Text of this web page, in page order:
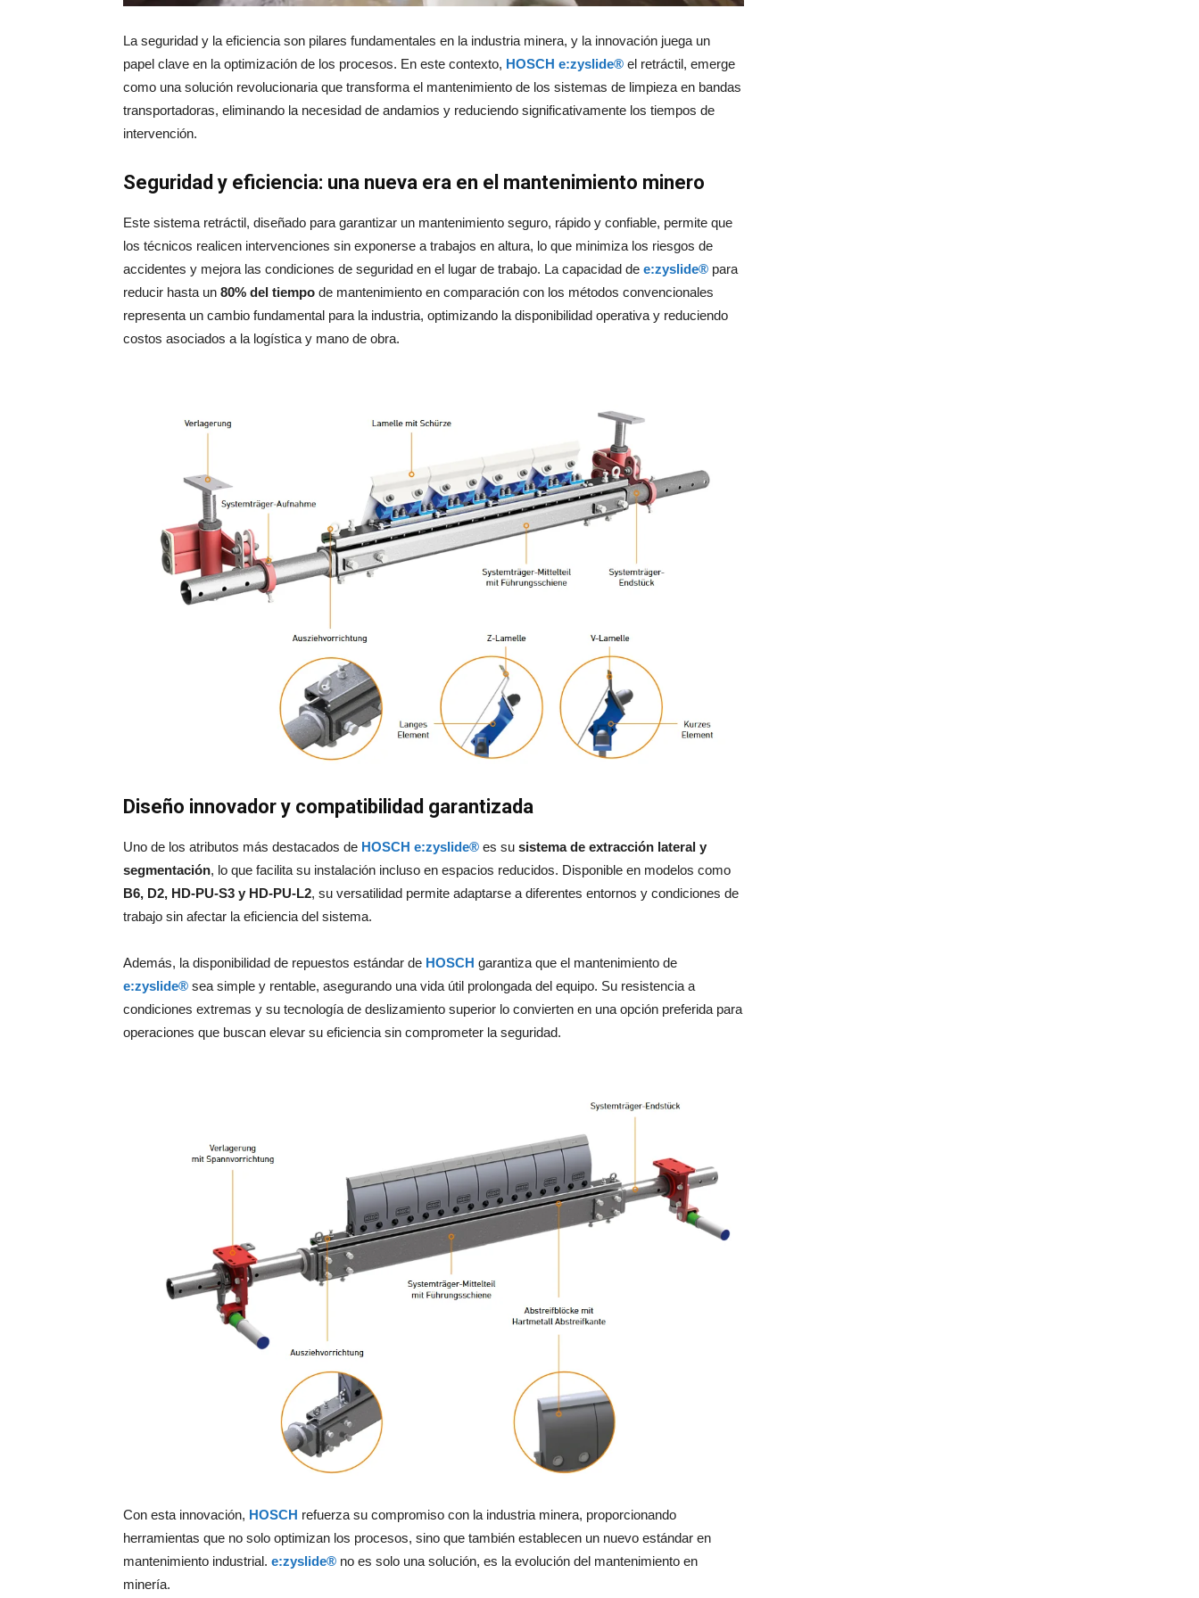
La seguridad y la eficiencia son pilares fundamentales en la industria minera, y la innovación juega un
papel clave en la optimización de los procesos. En este contexto, HOSCH e:zyslide® el retráctil, emerge
como una solución revolucionaria que transforma el mantenimiento de los sistemas de limpieza en bandas
transportadoras, eliminando la necesidad de andamios y reduciendo significativamente los tiempos de
intervención.
Seguridad y eficiencia: una nueva era en el mantenimiento minero
Este sistema retráctil, diseñado para garantizar un mantenimiento seguro, rápido y confiable, permite que
los técnicos realicen intervenciones sin exponerse a trabajos en altura, lo que minimiza los riesgos de
accidentes y mejora las condiciones de seguridad en el lugar de trabajo. La capacidad de e:zyslide® para
reducir hasta un 80% del tiempo de mantenimiento en comparación con los métodos convencionales
representa un cambio fundamental para la industria, optimizando la disponibilidad operativa y reduciendo
costos asociados a la logística y mano de obra.
Diseño innovador y compatibilidad garantizada
Uno de los atributos más destacados de HOSCH e:zyslide® es su sistema de extracción lateral y
segmentación, lo que facilita su instalación incluso en espacios reducidos. Disponible en modelos como
B6, D2, HD-PU-S3 y HD-PU-L2, su versatilidad permite adaptarse a diferentes entornos y condiciones de
trabajo sin afectar la eficiencia del sistema.
Además, la disponibilidad de repuestos estándar de HOSCH garantiza que el mantenimiento de
e:zyslide® sea simple y rentable, asegurando una vida útil prolongada del equipo. Su resistencia a
condiciones extremas y su tecnología de deslizamiento superior lo convierten en una opción preferida para
operaciones que buscan elevar su eficiencia sin comprometer la seguridad.
Con esta innovación, HOSCH refuerza su compromiso con la industria minera, proporcionando
herramientas que no solo optimizan los procesos, sino que también establecen un nuevo estándar en
mantenimiento industrial. e:zyslide® no es solo una solución, es la evolución del mantenimiento en
minería.